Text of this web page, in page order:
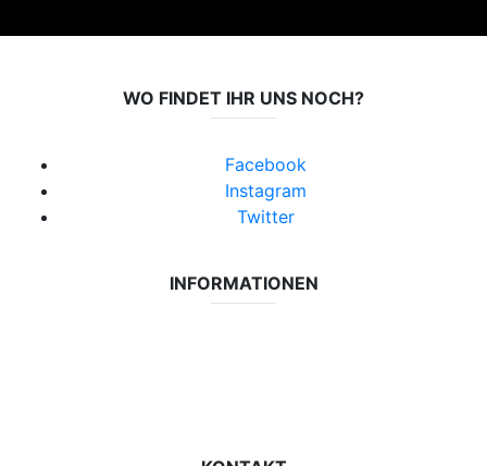
WO FINDET IHR UNS NOCH?
Facebook
Instagram
Twitter
INFORMATIONEN